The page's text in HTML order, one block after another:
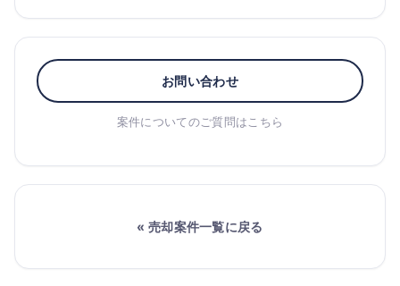
お問い合わせ
案件についてのご質問はこちら
« 売却案件一覧に戻る